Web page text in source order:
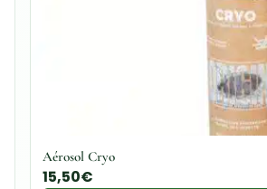
Aérosol Cryo
15,50€